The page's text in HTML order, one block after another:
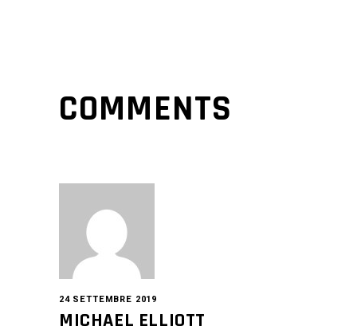
COMMENTS
24 SETTEMBRE 2019
MICHAEL ELLIOTT